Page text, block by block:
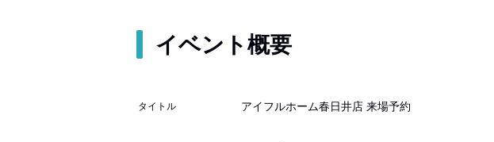
イベント概要
タイトル アイフルホーム春日井店 来場予約